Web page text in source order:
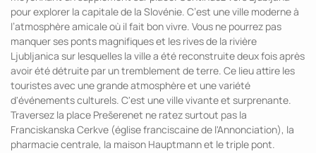
pour explorer la capitale de la Slovénie. C’est une ville moderne à
l’atmosphère amicale où il fait bon vivre. Vous ne pourrez pas
manquer ses ponts magnifiques et les rives de la rivière
Ljubljanica sur lesquelles la ville a été reconstruite deux fois après
avoir été détruite par un tremblement de terre. Ce lieu attire les
touristes avec une grande atmosphère et une variété
d'événements culturels. C'est une ville vivante et surprenante.
Traversez la place Prešerenet ne ratez surtout pas la
Franciskanska Cerkve (église franciscaine de l'Annonciation), la
pharmacie centrale, la maison Hauptmann et le triple pont.